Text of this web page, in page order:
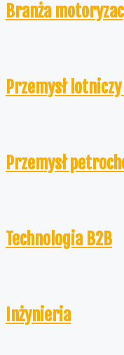
Branża
Przemysł
Przemysł
Technologia B2B
Inżynieria